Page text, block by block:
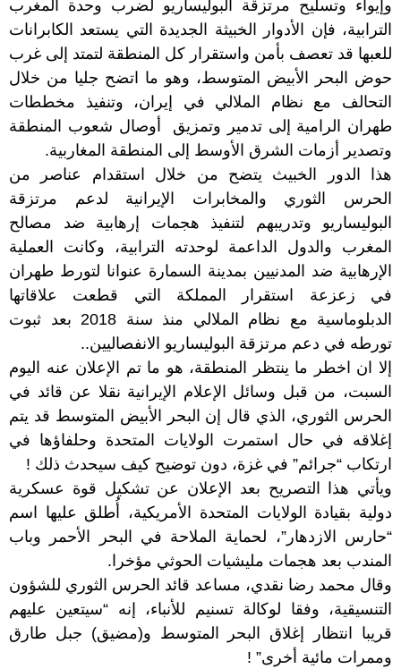
وإيواء وتسليح مرتزقة البوليساريو لضرب وحدة المغرب
الترابية، فإن الأدوار الخبيثة الجديدة التي يستعد الكابرانات
للعبها قد تعصف بأمن واستقرار كل المنطقة لتمتد إلى غرب
حوض البحر الأبيض المتوسط، وهو ما اتضح جليا من خلال
التحالف مع نظام الملالي في إيران، وتنفيذ مخططات
طهران الرامية إلى تدمير وتمزيق أوصال شعوب المنطقة
وتصدير أزمات الشرق الأوسط إلى المنطقة المغاربية.
هذا الدور الخبيث يتضح من خلال استقدام عناصر من
الحرس الثوري والمخابرات الإيرانية لدعم مرتزقة
البوليساريو وتدريبهم لتنفيذ هجمات إرهابية ضد مصالح
المغرب والدول الداعمة لوحدته الترابية، وكانت العملية
الإرهابية ضد المدنيين بمدينة السمارة عنوانا لتورط طهران
في زعزعة استقرار المملكة التي قطعت علاقاتها
الدبلوماسية مع نظام الملالي منذ سنة 2018 بعد ثبوت
تورطه في دعم مرتزقة البوليساريو الانفصاليين..
إلا ان اخطر ما ينتظر المنطقة، هو ما تم الإعلان عنه اليوم
السبت، من قبل وسائل الإعلام الإيرانية نقلا عن قائد في
الحرس الثوري، الذي قال إن البحر الأبيض المتوسط قد يتم
إغلاقه في حال استمرت الولايات المتحدة وحلفاؤها في
ارتكاب “جرائم” في غزة، دون توضيح كيف سيحدث ذلك !
ويأتي هذا التصريح بعد الإعلان عن تشكيل قوة عسكرية
دولية بقيادة الولايات المتحدة الأمريكية، أُطلق عليها اسم
“حارس الازدهار”، لحماية الملاحة في البحر الأحمر وباب
المندب بعد هجمات مليشيات الحوثي مؤخرا.
وقال محمد رضا نقدي، مساعد قائد الحرس الثوري للشؤون
التنسيقية، وفقا لوكالة تسنيم للأنباء، إنه “سيتعين عليهم
قريبا انتظار إغلاق البحر المتوسط و(مضيق) جبل طارق
وممرات مائية أخرى” !